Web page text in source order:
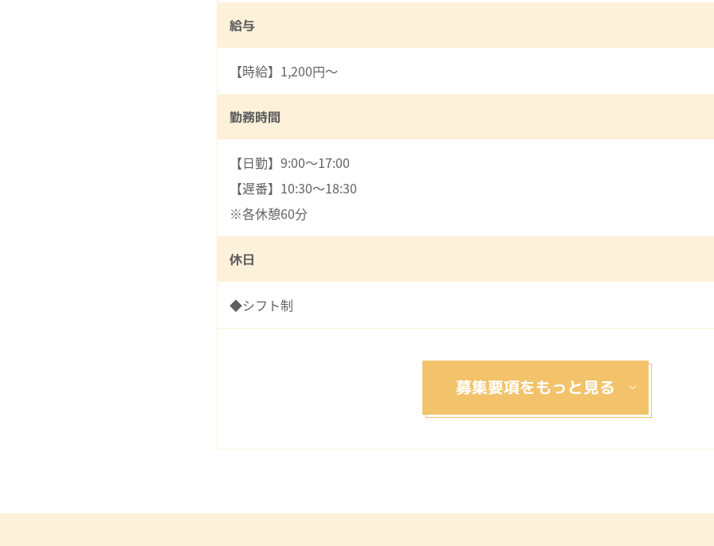
給与
【時給】1,200円～
勤務時間
【日勤】9:00～17:00
【遅番】10:30～18:30
※各休憩60分
休日
◆シフト制